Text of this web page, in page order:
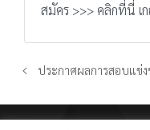
สมัคร >>> คลิกที่นี่
ประกาศผลการสอบแข่ง